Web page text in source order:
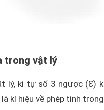
trong vật lý
lý, kí tự số 3 ngược (Ɛ)
là kí hiệu về phép tính